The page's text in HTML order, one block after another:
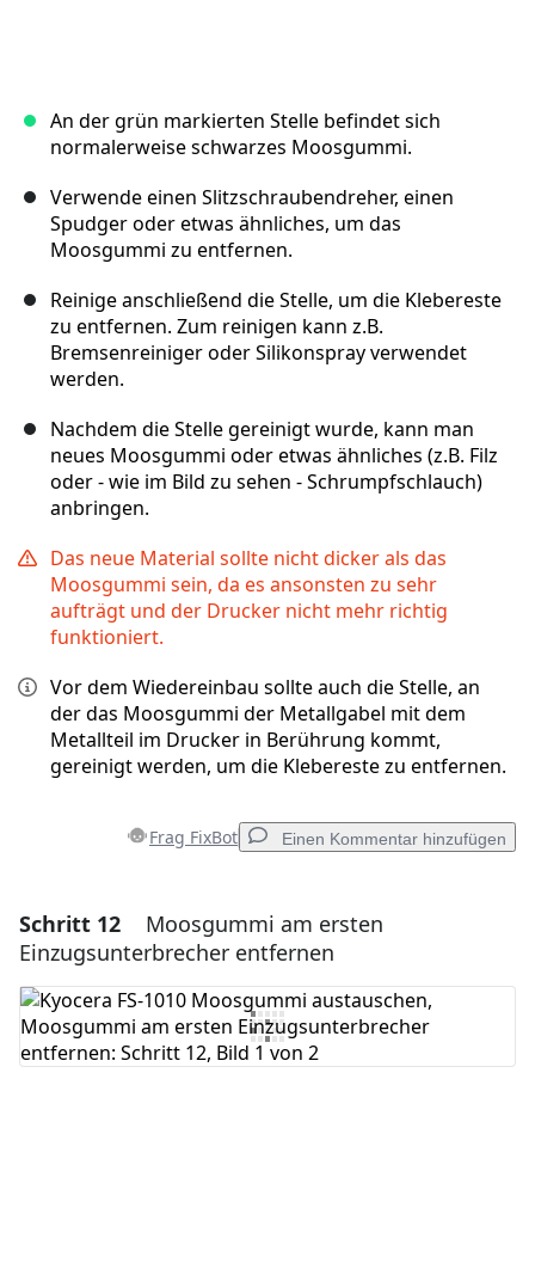
An der grün markierten Stelle befindet sich
normalerweise schwarzes Moosgummi.
Verwende einen Slitzschraubendreher, einen
Spudger oder etwas ähnliches, um das
Moosgummi zu entfernen.
Reinige anschließend die Stelle, um die Klebereste
zu entfernen. Zum reinigen kann z.B.
Bremsenreiniger oder Silikonspray verwendet
werden.
Nachdem die Stelle gereinigt wurde, kann man
neues Moosgummi oder etwas ähnliches (z.B. Filz
oder - wie im Bild zu sehen - Schrumpfschlauch)
anbringen.
Das neue Material sollte nicht dicker als das
Moosgummi sein, da es ansonsten zu sehr
aufträgt und der Drucker nicht mehr richtig
funktioniert.
Vor dem Wiedereinbau sollte auch die Stelle, an
der das Moosgummi der Metallgabel mit dem
Metallteil im Drucker in Berührung kommt,
gereinigt werden, um die Klebereste zu entfernen.
Frag FixBot Einen Kommentar hinzufügen
Einen Kommentar hinzufügen
Kommentar hinzufügen
Schritt 12
Moosgummi am ersten
Einzugsunterbrecher entfernen